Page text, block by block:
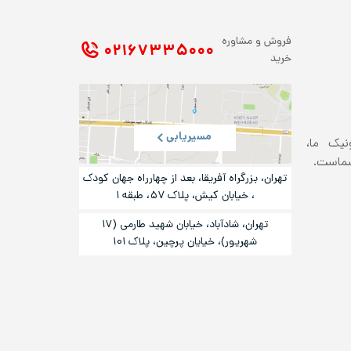
ما،
فروش و مشاوره
خرید
۰۲۱ ۶۷۳۳۵۰۰۰
مسیریابی
تهران، بزرگراه آفریقا، بعد از چهارراه جهان کودک
، خیابان کیش، پلاک ۵۷، طبقه ۱
تهران، شادآباد، خیابان شهید طارمی (۱۷
شهریور)، خیایان پرچین، پلاک ۱۰۱